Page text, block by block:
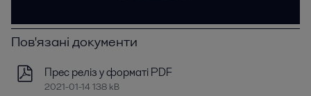
Пов'язані документи
Прес реліз у форматі PDF
2021-01-14 138 kB